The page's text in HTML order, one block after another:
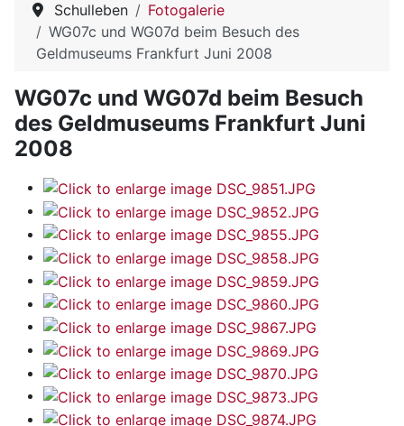
Schulleben
Fotogalerie
WG07c und WG07d beim Besuch des
Geldmuseums Frankfurt Juni 2008
WG07c und WG07d beim Besuch
des Geldmuseums Frankfurt Juni
2008